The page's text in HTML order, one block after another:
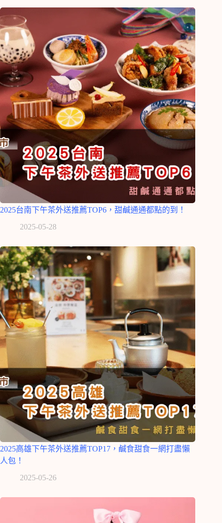
2025台南下午茶外送推薦TOP6，甜鹹通通都點的到！
2025-05-28
2025高雄下午茶外送推薦TOP17，鹹食甜食一網打盡懶
人包！
2025-05-26